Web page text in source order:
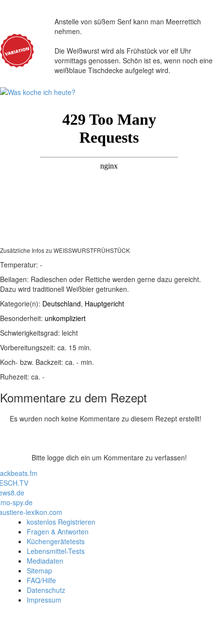
Anstelle von süßem Senf kann man Meerrettich
nehmen.
Die Weißwurst wird als Frühstück vor elf Uhr
vormittags genossen. Schön ist es, wenn noch eine
weißblaue Tischdecke aufgelegt wird.
Zusätzliche Infos zu WEISSWURSTFRÜHSTÜCK
Temperatur: -
Beilagen: Radieschen oder Rettiche werden gerne dazu gereicht.
Dazu wird traditionell Weißbier getrunken.
Kategorie(n): Deutschland, Hauptgericht
Besonderheit: unkompliziert
Schwierigkeitsgrad: leicht
Vorbereitungszeit: ca. 15 min.
Koch- bzw. Backzeit: ca. - min.
Ruhezeit: ca. -
Kommentare zu dem Rezept
Es wurden noch keine Kommentare zu diesem Rezept erstellt!
Bitte logge dich ein um Kommentare zu verfassen!
spy.de
lexikon.com
kostenlos Registrieren
Fragen & Antworten
Küchengerätetests
Lebensmittel-Tests
Mediadaten
Sitemap
FAQ/Hilfe
Datenschutz
Impressum